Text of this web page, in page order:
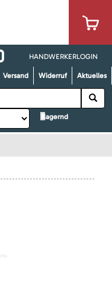
HANDWERKERLOGIN
Versand Widerruf Aktuelles
lagernd